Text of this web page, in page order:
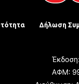
Δήλωση
ΑΦΜ: